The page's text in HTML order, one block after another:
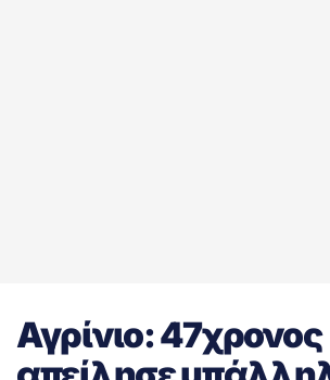
Αγρίνιο: 47χρονος